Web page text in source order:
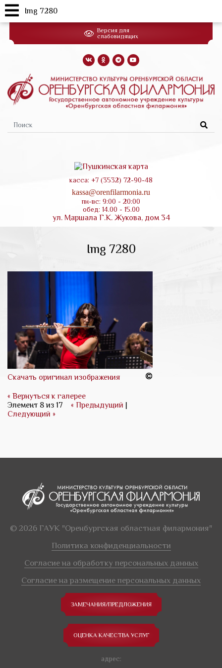
Перейти
основному
Форма
поиска
касса: +7 (3532) 72-90-48
kassa@orenfilarmonia.ru
пн-вс: 9:00 - 20:00
обед: 14.00 - 15.00
ул. Маршала Г.К. Жукова, дом 34
Версия для
слабовидящих
Img 7280
Скачать оригинал изображения
« Вернуться к галерее
Элемент 8 из 17
« Предыдущий |
Следующий »
Img 7280
© 2026 ГАУК "Оренбургская областная филармония"
Политика конфиденциальности
Согласие на обработку персональных данных
Согласие на размещение персональных данных
ЗАМЕЧАНИЯ/ПРЕДЛОЖЕНИЯ
ОЦЕНКА КАЧЕСТВА УСЛУГ
адрес: